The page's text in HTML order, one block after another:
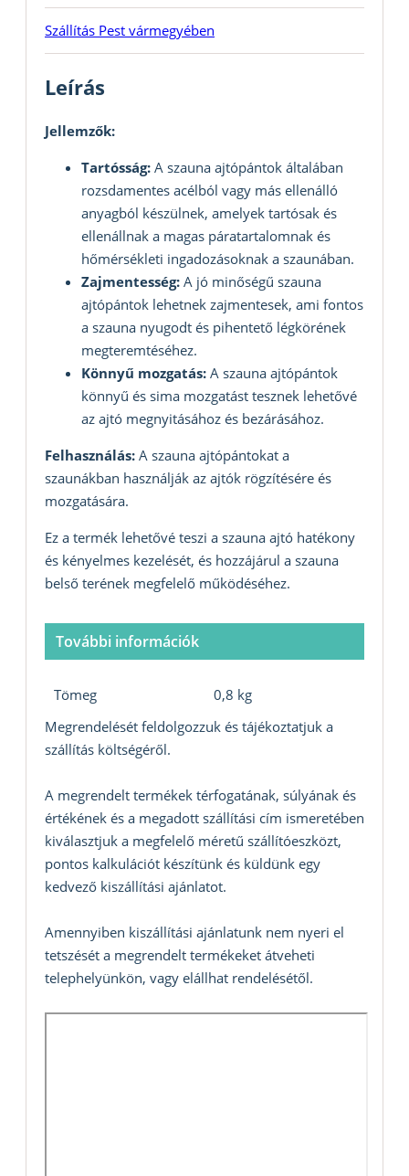
Szállítás Pest vármegyében
Leírás
Jellemzők:
Tartósság: A szauna ajtópántok általában
rozsdamentes acélból vagy más ellenálló
anyagból készülnek, amelyek tartósak és
ellenállnak a magas páratartalomnak és
hőmérsékleti ingadozásoknak a szaunában.
Zajmentesség: A jó minőségű szauna
ajtópántok lehetnek zajmentesek, ami fontos
a szauna nyugodt és pihentető légkörének
megteremtéséhez.
Könnyű mozgatás: A szauna ajtópántok
könnyű és sima mozgatást tesznek lehetővé
az ajtó megnyitásához és bezárásához.
Felhasználás: A szauna ajtópántokat a
szaunákban használják az ajtók rögzítésére és
mozgatására.
Ez a termék lehetővé teszi a szauna ajtó hatékony
és kényelmes kezelését, és hozzájárul a szauna
belső terének megfelelő működéséhez.
További információk
Tömeg
0,8 kg
Megrendelését feldolgozzuk és tájékoztatjuk a
szállítás költségéről.
A megrendelt termékek térfogatának, súlyának és
értékének és a megadott szállítási cím ismeretében
kiválasztjuk a megfelelő méretű szállítóeszközt,
pontos kalkulációt készítünk és küldünk egy
kedvező kiszállítási ajánlatot.
Amennyiben kiszállítási ajánlatunk nem nyeri el
tetszését a megrendelt termékeket átveheti
telephelyünkön, vagy elállhat rendelésétől.